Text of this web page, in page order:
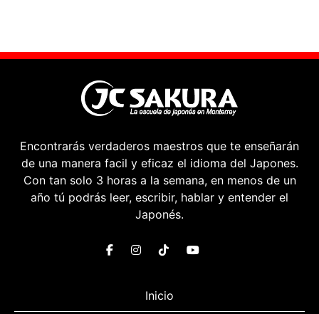
Encontrarás verdaderos maestros que te enseñarán
de una manera facil y eficaz el idioma del Japones.
Con tan solo 3 horas a la semana, en menos de un
año tú podrás leer, escribir, hablar y entender el
Japonés.
Inicio